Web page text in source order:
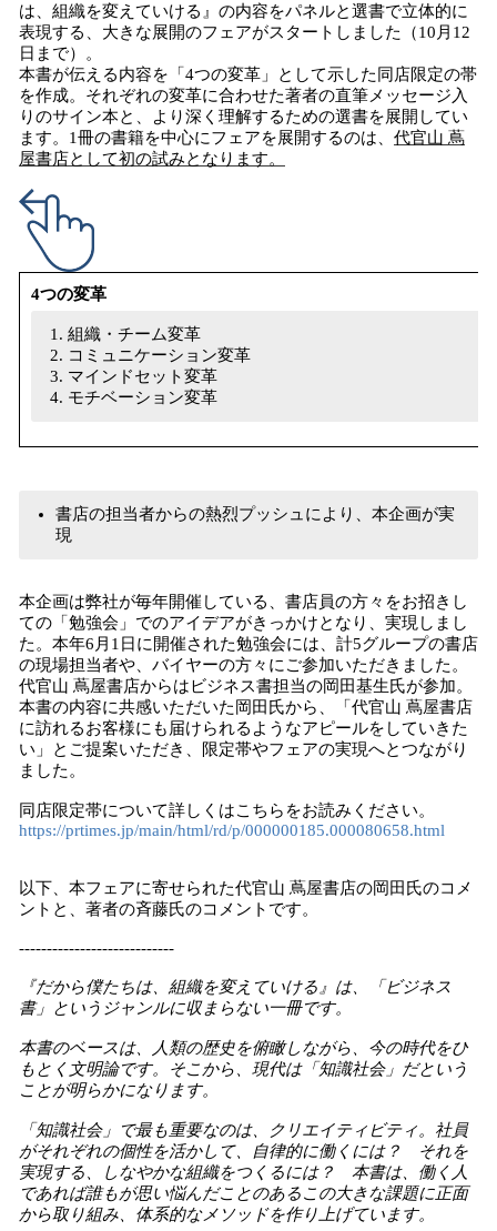
は、組織を変えていける』の内容をパネルと選書で立体的に
表現する、大きな展開のフェアがスタートしました（10月12
日まで）。
本書が伝える内容を「4つの変革」として示した同店限定の帯
を作成。それぞれの変革に合わせた著者の直筆メッセージ入
りのサイン本と、より深く理解するための選書を展開してい
ます。1冊の書籍を中心にフェアを展開するのは、 代官山 蔦
屋書店として初の試みとなります。
4つの変革
組織・チーム変革
コミュニケーション変革
マインドセット変革
モチベーション変革
書店の担当者からの熱烈プッシュにより、本企画が実
現
本企画は弊社が毎年開催している、書店員の方々をお招きし
ての「勉強会」でのアイデアがきっかけとなり、実現しまし
た。本年6月1日に開催された勉強会には、計5グループの書店
の現場担当者や、バイヤーの方々にご参加いただきました。
代官山 蔦屋書店からはビジネス書担当の岡田基生氏が参加。
本書の内容に共感いただいた岡田氏から、「代官山 蔦屋書店
に訪れるお客様にも届けられるようなアピールをしていきた
い」とご提案いただき、限定帯やフェアの実現へとつながり
ました。
同店限定帯について詳しくはこちらをお読みください。
https://prtimes.jp/main/html/rd/p/000000185.000080658.html
以下、本フェアに寄せられた代官山 蔦屋書店の岡田氏のコメ
ントと、著者の斉藤氏のコメントです。
----------------------------
『だから僕たちは、組織を変えていける』は、「ビジネス
書」というジャンルに収まらない一冊です。
本書のベースは、人類の歴史を俯瞰しながら、今の時代をひ
もとく文明論です。そこから、現代は「知識社会」だという
ことが明らかになります。
「知識社会」で最も重要なのは、クリエイティビティ。社員
がそれぞれの個性を活かして、自律的に働くには？ それを
実現する、しなやかな組織をつくるには？ 本書は、働く人
であれば誰もが思い悩んだことのあるこの大きな課題に正面
から取り組み、体系的なメソッドを作り上げています。